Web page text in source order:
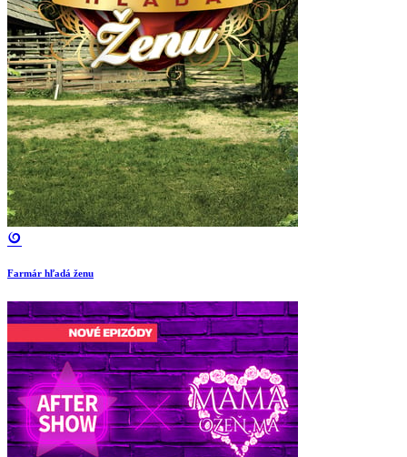
Farmár hľadá ženu